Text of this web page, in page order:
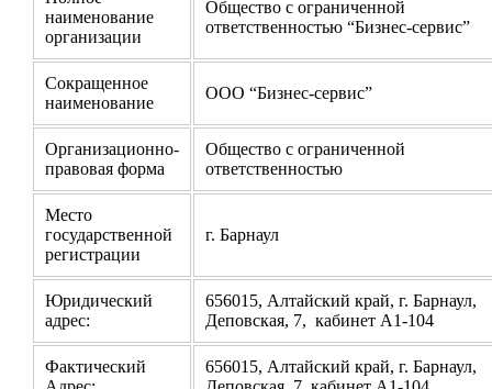
наименование
организации
Общество с ограниченной
ответственностью “Бизнес-сервис”
Сокращенное
наименование
ООО “Бизнес-сервис”
Организационно-
правовая форма
Общество с ограниченной
ответственностью
Место
государственной
регистрации
г. Барнаул
Юридический
адрес:
656015, Алтайский край, г. Барнаул,
Деповская, 7, кабинет А1-104
Фактический
656015, Алтайский край, г. Барнаул,